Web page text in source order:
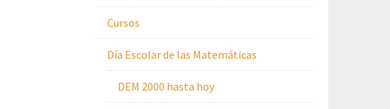
Cursos
Día Escolar de las Matemáticas
DEM 2000 hasta hoy